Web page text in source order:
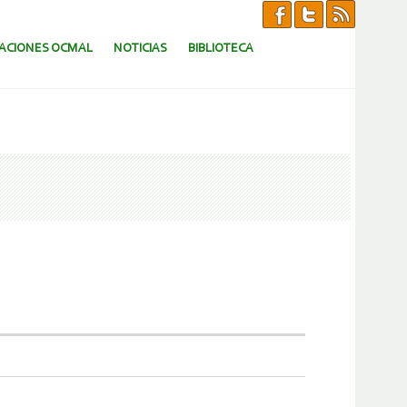
OCMAL NOTICIAS BIBLIOTECA